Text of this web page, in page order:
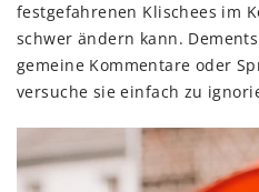
festgefahrenen Klischees im
schwer ändern kann.
gemeine Kommentare oder
versuche sie einfach zu